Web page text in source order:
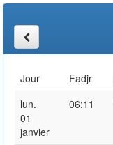
Jour Fadjr
lun.
01
janvier
06:11